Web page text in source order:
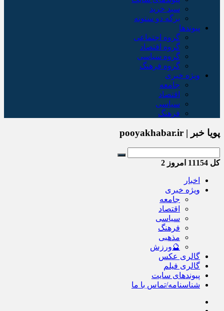
سبد خريد
برگه دو ستونه
پیوندها
گروه اجتماعی
گروه اقتصاد
گروه سیاسی
گروه فرهنگ
ویژه خبری
جامعه
اقتصاد
سیاسی
فرهنگ
پویا خبر | pooyakhabar.ir
کل امروز 2
اخبار
ویژه خبری
جامعه
اقتصاد
سیاسی
فرهنگ
مذهبی
🔮ورزش
گالری عکس
گالری فیلم
پیوندهای سایت
شناسنامه/تماس با ما